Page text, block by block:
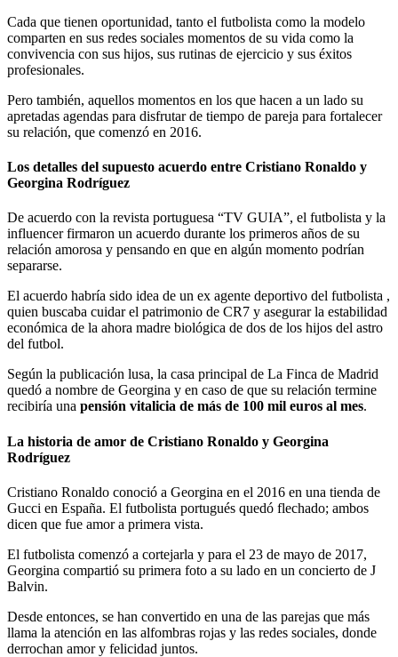
Cada que tienen oportunidad, tanto el futbolista como la modelo
comparten en sus redes sociales momentos de su vida como la
convivencia con sus hijos, sus rutinas de ejercicio y sus éxitos
profesionales.
Pero también, aquellos momentos en los que hacen a un lado su
apretadas agendas para disfrutar de tiempo de pareja para fortalecer
su relación, que comenzó en 2016.
Los detalles del supuesto acuerdo entre Cristiano Ronaldo y
Georgina Rodríguez
De acuerdo con la revista portuguesa “TV GUIA”, el futbolista y la
influencer firmaron un acuerdo durante los primeros años de su
relación amorosa y pensando en que en algún momento podrían
separarse.
El acuerdo habría sido idea de un ex agente deportivo del futbolista ,
quien buscaba cuidar el patrimonio de CR7 y asegurar la estabilidad
económica de la ahora madre biológica de dos de los hijos del astro
del futbol.
Según la publicación lusa, la casa principal de La Finca de Madrid
quedó a nombre de Georgina y en caso de que su relación termine
recibiría una pensión vitalicia de más de 100 mil euros al mes.
La historia de amor de Cristiano Ronaldo y Georgina
Rodríguez
Cristiano Ronaldo conoció a Georgina en el 2016 en una tienda de
Gucci en España. El futbolista portugués quedó flechado; ambos
dicen que fue amor a primera vista.
El futbolista comenzó a cortejarla y para el 23 de mayo de 2017,
Georgina compartió su primera foto a su lado en un concierto de J
Balvin.
Desde entonces, se han convertido en una de las parejas que más
llama la atención en las alfombras rojas y las redes sociales, donde
derrochan amor y felicidad juntos.